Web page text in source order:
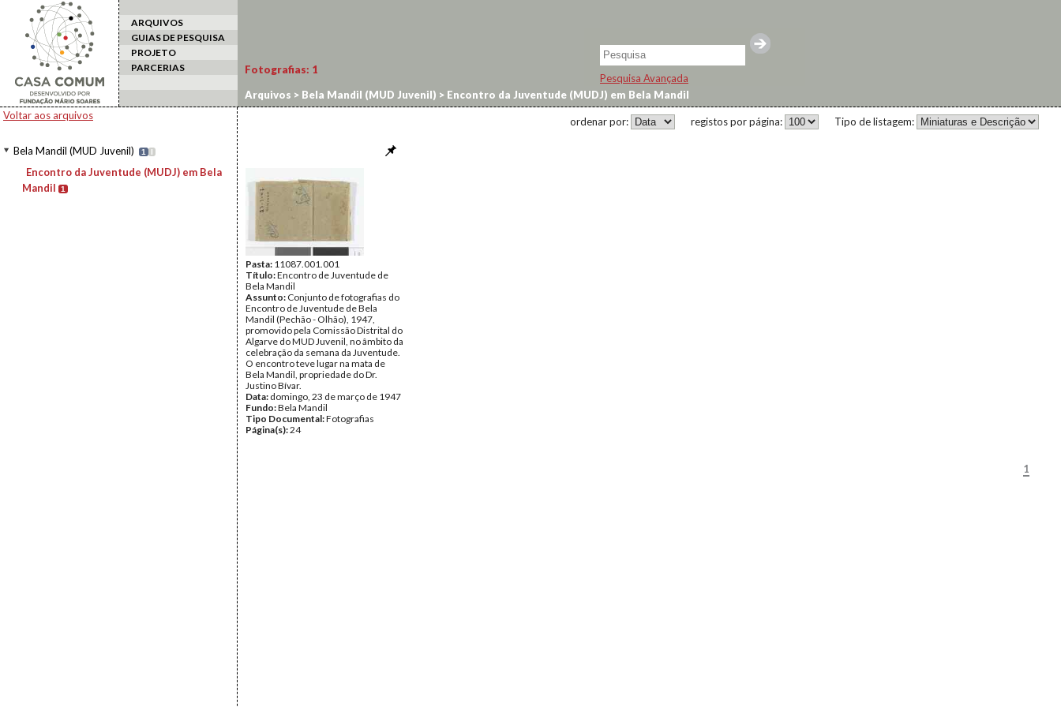
ARQUIVOS
GUIAS DE PESQUISA
PROJETO
PARCERIAS
Pesquisa Avançada
Voltar aos arquivos
Bela Mandil (MUD Juvenil) 1 I
Encontro da Juventude (MUDJ) em Bela
Mandil
1
Fotografias: 1
Arquivos > Bela Mandil (MUD Juvenil) > Encontro da Juventude (MUDJ) em Bela Mandil
Tipo de listagem:
registos por página:
ordenar por:
Pasta: 11087.001.001
Título:Encontro de Juventude de
Bela Mandil
Assunto: Conjunto de fotografias do
Encontro de Juventude de Bela
Mandil (Pechão - Olhão), 1947,
promovido pela Comissão Distrital do
Algarve do MUD Juvenil, no âmbito da
celebração da semana da Juventude.
O encontro teve lugar na mata de
Bela Mandil, propriedade do Dr.
Justino Bívar.
Data: domingo, 23 de março de 1947
Fundo:Bela Mandil
Tipo Documental:Fotografias
Página(s):24
1